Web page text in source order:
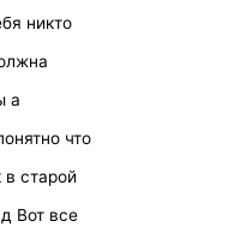
никто
а
что
старой
Вот все